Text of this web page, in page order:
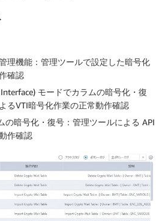
理機能：管理ツールで設定した暗号化
確認
モードでカラムの暗号化・復
るVTI暗号化作業の正常動作確認
の暗号化・復号：管理ツールによる API
作確認